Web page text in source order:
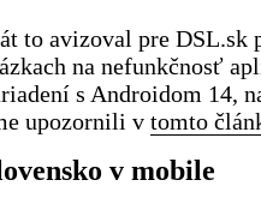
to avizoval pre DSL.sk
na nefunkčnosť
s Androidom 14,
upozornili v tomto
v mobile